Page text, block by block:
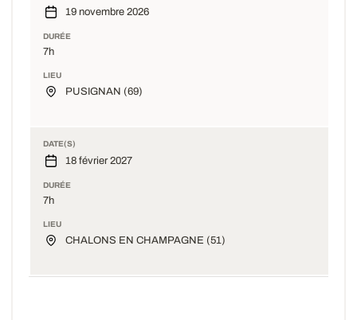
19 novembre 2026
DURÉE
7h
LIEU
PUSIGNAN (69)
DATE(S)
18 février 2027
DURÉE
7h
LIEU
CHALONS EN CHAMPAGNE (51)